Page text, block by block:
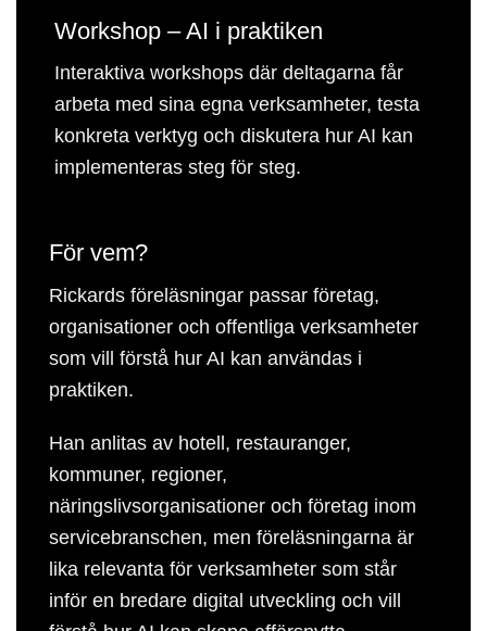
Workshop – AI i praktiken
Interaktiva workshops där deltagarna får
arbeta med sina egna verksamheter, testa
konkreta verktyg och diskutera hur AI kan
implementeras steg för steg.
För vem?
Rickards föreläsningar passar företag,
organisationer och offentliga verksamheter
som vill förstå hur AI kan användas i
praktiken.
Han anlitas av hotell, restauranger,
kommuner, regioner,
näringslivsorganisationer och företag inom
servicebranschen, men föreläsningarna är
lika relevanta för verksamheter som står
inför en bredare digital utveckling och vill